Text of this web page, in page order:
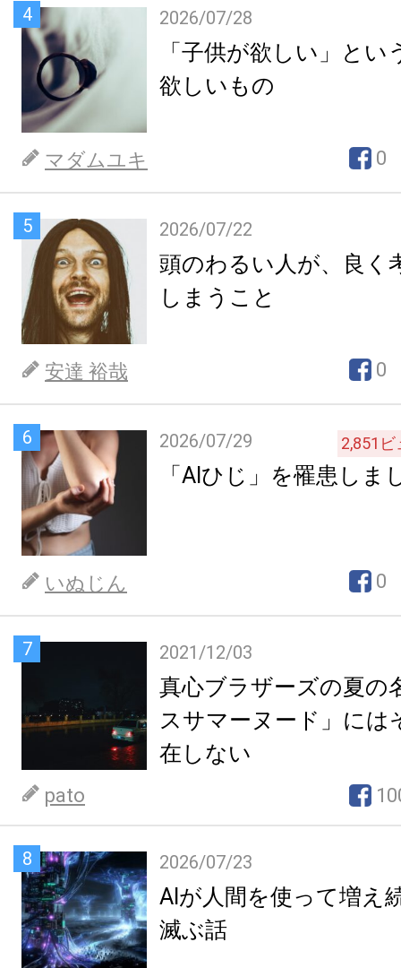
4 2026/07/28
「子供が欲しい」とい
欲しいもの
マダムユキ 0
5 2026/07/22
頭のわるい人が、良く
しまうこと
安達 裕哉 0
6 2026/07/29 2,851 ビ
「AIひじ」を罹患しま
いぬじん 0
7 2021/12/03
真心ブラザーズの夏の
スサマーヌード」には
在しない
pato
8 2026/07/23
AIが人間を使って増え
滅ぶ話